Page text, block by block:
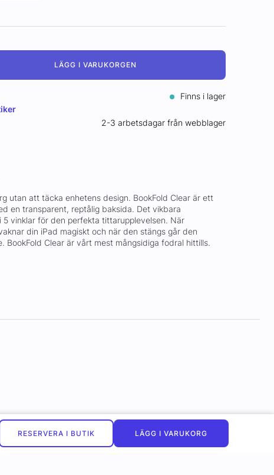
LÄGG I VARUKORGEN
RESERVERA I BUTIK LÄGG I VARUKORG
Finns i lager
2-3 arbetsdagar från webblager
utan att täcka enhetens design. BookFold Clear är ett
en transparent, reptålig baksida. Det vikbara
vinklar för den perfekta tittarupplevelsen. När
din iPad magiskt och när den stängs går den
BookFold Clear är vårt mest mångsidiga fodral hittills.